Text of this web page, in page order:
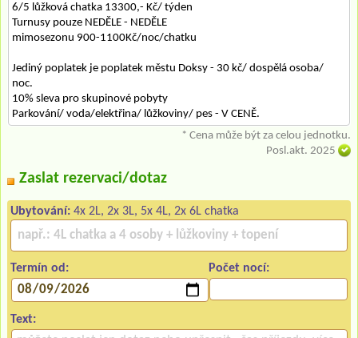
6/5 lůžková chatka 13300,- Kč/ týden
Turnusy pouze NEDĚLE - NEDĚLE
mimosezonu 900-1100Kč/noc/chatku
Jediný poplatek je poplatek městu Doksy - 30 kč/ dospělá osoba/
noc.
10% sleva pro skupinové pobyty
Parkování/ voda/elektřina/ lůžkoviny/ pes - V CENĚ.
* Cena může být za celou jednotku.
Posl.akt. 2025
Zaslat rezervaci/dotaz
Ubytování: 4x 2L, 2x 3L, 5x 4L, 2x 6L chatka
Termín od: Počet nocí:
Text: